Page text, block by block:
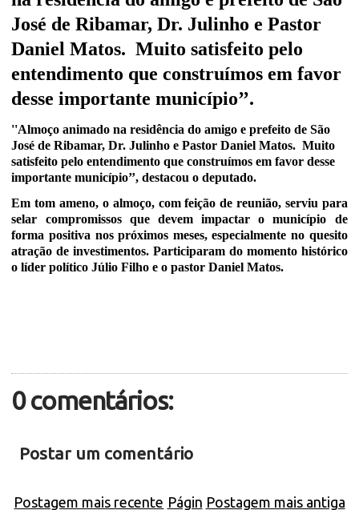
José de Ribamar, Dr. Julinho e Pastor
Daniel Matos. Muito satisfeito pelo
entendimento que construímos em favor
desse importante município’’.
''Almoço animado na residência do amigo e prefeito de São
José de Ribamar, Dr. Julinho e Pastor Daniel Matos. Muito
satisfeito pelo entendimento que construímos em favor desse
importante município’’, destacou o deputado.
Em tom ameno, o almoço, com feição de reunião, serviu para
selar compromissos que devem impactar o município de
forma positiva nos próximos meses, especialmente no quesito
atração de investimentos. Participaram do momento histórico
o líder político Júlio Filho e o pastor Daniel Matos.
0 comentários:
Postar um comentário
Postagem mais recente Postagem mais antiga
Págin